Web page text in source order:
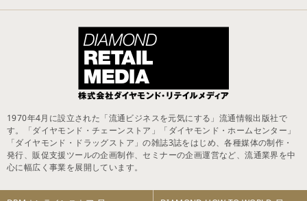
1970年4月に設立された「流通ビジネスを元気にする」流通情報出版社で
す。「ダイヤモンド・チェーンストア」「ダイヤモンド・ホームセンター」
「ダイヤモンド・ドラッグストア」の雑誌3誌をはじめ、各種媒体の制作・
発行、販促支援ツールの企画制作、セミナーの企画運営など、流通業界を中
心に幅広く事業を展開しています。